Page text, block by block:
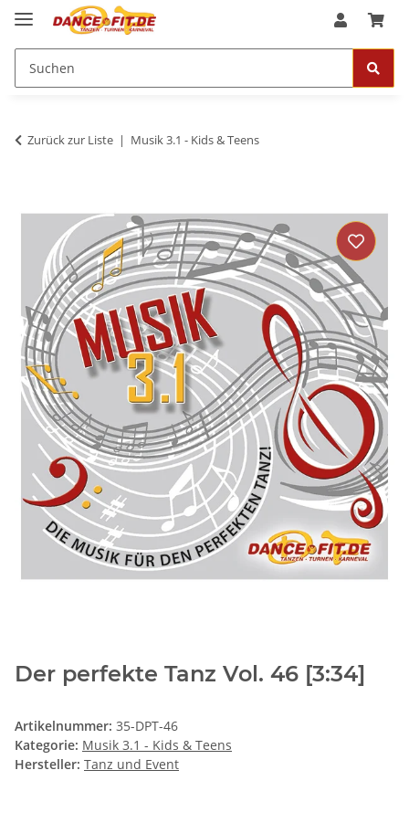
Zurück zur Liste Musik 3.1 - Kids & Teens
Der perfekte Tanz Vol. 46 [3:34]
Artikelnummer: 35-DPT-46
Kategorie: Musik 3.1 - Kids & Teens
Hersteller: Tanz und Event